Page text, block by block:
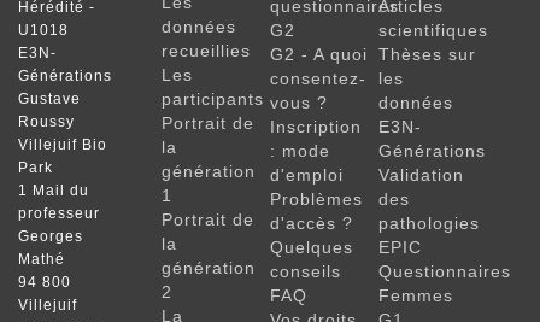
données
recueillies
Les
participants
Portrait de
la
génération
1
Portrait de
la
génération
2
La
questionnaires
G2
G2 - A quoi
consentez-
vous ?
Inscription
: mode
d'emploi
Problèmes
d'accès ?
Quelques
conseils
FAQ
Articles
scientifiques
Thèses sur
les
données
E3N-
Générations
Validation
des
pathologies
EPIC
Questionnaires
Femmes
Hérédité -
U1018
E3N-
Générations
Gustave
Roussy
Villejuif Bio
Park
1 Mail du
professeur
Georges
Mathé
94 800
Villejuif